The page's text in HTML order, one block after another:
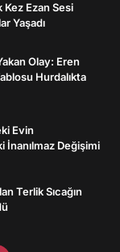
Kez Ezan Sesi
Yaşadı
Olay: Eren
Hurdalıkta
Evin
İnanılmaz Değişimi
Terlik Sıcağın